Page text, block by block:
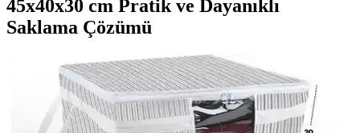
45x40x30 cm Pratik ve Dayanıklı
Saklama Çözümü